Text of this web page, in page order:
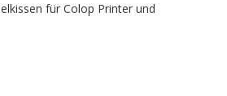
für Colop Printer und